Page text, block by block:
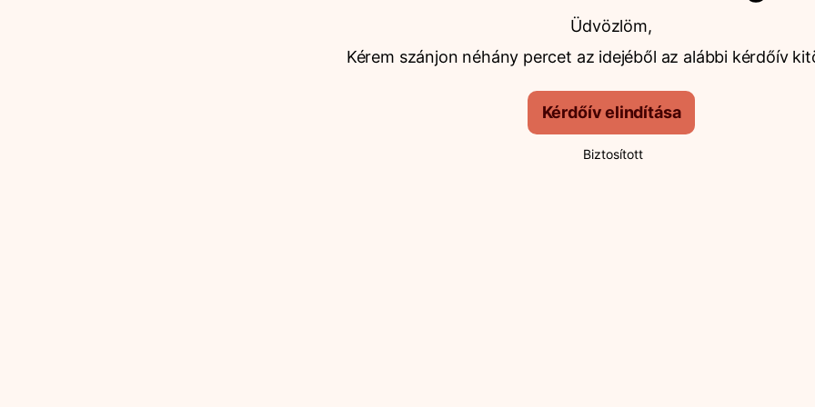
Üdvözlöm,
Kérem szánjon néhány percet az idejéből az alábbi kérdőív
Kérdőív elindítása
Biztosított